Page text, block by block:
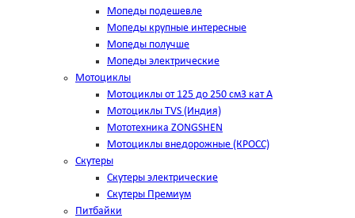
Мопеды подешевле
Мопеды крупные интересные
Мопеды получше
Мопеды электрические
Мотоциклы
Мотоциклы от 125 до 250 см3 кат А
Мотоциклы TVS (Индия)
Мототехника ZONGSHEN
Мотоциклы внедорожные (КРОСС)
Скутеры
Скутеры электрические
Скутеры Премиум
Питбайки